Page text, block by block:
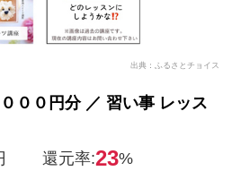
出典：ふるさとチョイス
００円分 ／ 習い事 レッス
還元率:23%